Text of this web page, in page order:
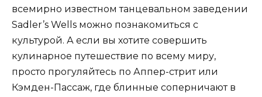
всемирно известном танцевальном заведении
Sadler’s Wells можно познакомиться с
культурой. А если вы хотите совершить
кулинарное путешествие по всему миру,
просто прогуляйтесь по Аппер-стрит или
Кэмден-Пассаж, где блинные соперничают в